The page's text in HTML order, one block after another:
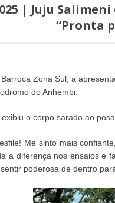
| Juju
“Pronta
Zona Sul, a
do Anhembi.
o corpo sarado ao
Me sinto mais
a diferença nos ensaios e
poderosa de dentro